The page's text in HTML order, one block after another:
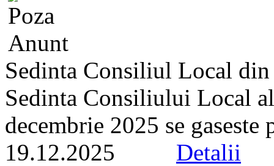
Sedinta Consiliul Local
Sedinta Consiliului Local
decembrie 2025 se
19.12.2025 Detalii